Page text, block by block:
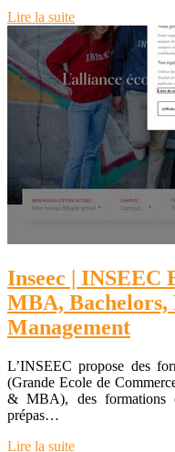
Lire la suite
Inseec | INSEEC
MBA,
Management
L’INSEEC propose des
(Grande Ecole de
& MBA), des formations
prépas…
Lire la suite